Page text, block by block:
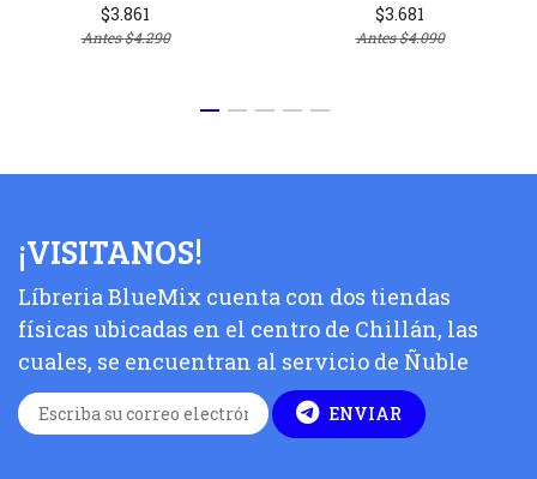
$3.861
Antes$4.290
$3.681
Antes$4.090
¡VISITANOS!
Líbreria BlueMix cuenta con dos tiendas
físicas ubicadas en el centro de Chillán, las
cuales, se encuentran al servicio de Ñuble
ENVIAR